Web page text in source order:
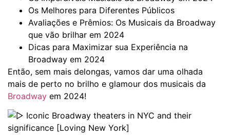
Os Melhores para Diferentes Públicos
Avaliações e Prêmios: Os Musicais da Broadway
que vão brilhar em 2024
Dicas para Maximizar sua Experiência na
Broadway em 2024
Então, sem mais delongas, vamos dar uma olhada
mais de perto no brilho e glamour dos musicais da
Broadway em 2024!